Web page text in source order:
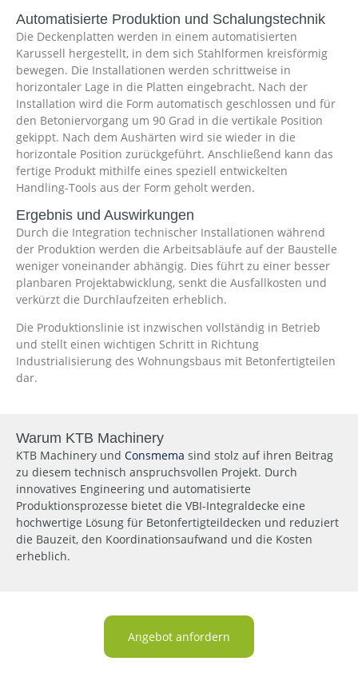
Automatisierte Produktion und Schalungstechnik
Die Deckenplatten werden in einem automatisierten
Karussell hergestellt, in dem sich Stahlformen kreisförmig
bewegen. Die Installationen werden schrittweise in
horizontaler Lage in die Platten eingebracht. Nach der
Installation wird die Form automatisch geschlossen und für
den Betoniervorgang um 90 Grad in die vertikale Position
gekippt. Nach dem Aushärten wird sie wieder in die
horizontale Position zurückgeführt. Anschließend kann das
fertige Produkt mithilfe eines speziell entwickelten
Handling-Tools aus der Form geholt werden.
Ergebnis und Auswirkungen
Durch die Integration technischer Installationen während
der Produktion werden die Arbeitsabläufe auf der Baustelle
weniger voneinander abhängig. Dies führt zu einer besser
planbaren Projektabwicklung, senkt die Ausfallkosten und
verkürzt die Durchlaufzeiten erheblich.
Die Produktionslinie ist inzwischen vollständig in Betrieb
und stellt einen wichtigen Schritt in Richtung
Industrialisierung des Wohnungsbaus mit Betonfertigteilen
dar.
Warum KTB Machinery
KTB Machinery und Consmema sind stolz auf ihren Beitrag
zu diesem technisch anspruchsvollen Projekt. Durch
innovatives Engineering und automatisierte
Produktionsprozesse bietet die VBI-Integraldecke eine
hochwertige Lösung für Betonfertigteildecken und reduziert
die Bauzeit, den Koordinationsaufwand und die Kosten
erheblich.
Angebot anfordern